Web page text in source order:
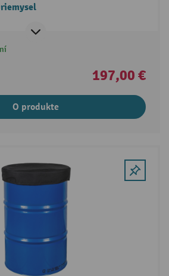
197,00 €
O produkte